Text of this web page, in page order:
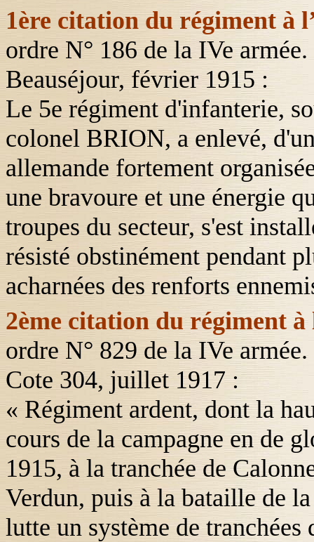
1ère citation du régiment à
ordre N° 186 de la IVe armée.
Beauséjour, février 1915 :
Le 5e régiment d'infanterie,
colonel BRION, a enlevé,
allemande fortement
une bravoure et une énergie
troupes du secteur, s'est
résisté obstinément pendant
acharnées des renforts
2ème citation du régiment à
ordre N° 829 de la IVe armée.
Cote 304, juillet 1917 :
« Régiment ardent, dont la
cours de la campagne en de
1915, à la tranchée de
Verdun, puis à la bataille de
lutte un système de tranchées